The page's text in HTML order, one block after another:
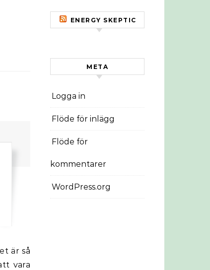
vara
ENERGY SKEPTIC
META
Logga in
Flöde för inlägg
Flöde för
kommentarer
WordPress.org